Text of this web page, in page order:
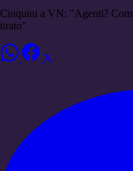
Cinquini a VN: "Agenti?
tirato"